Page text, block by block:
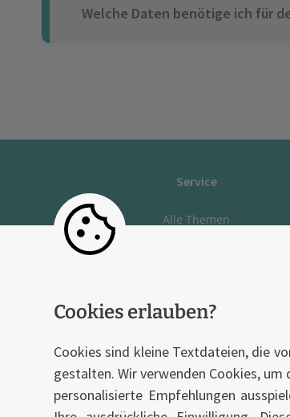
Welche Daten benötige ich für
Service
Alle Themen
Flug
Kreuzfahrt
Cookies erlauben?
Cookies sind kleine Textdateien, die
gestalten. Wir verwenden Cookies,
personalisierte Empfehlungen